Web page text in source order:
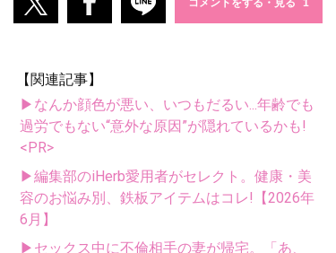
コメントをする・見る
【関連記事】
▶なんか顔色が悪い、いつもだるい...年齢でも
過労でもない“意外な原因”が隠れているかも!
<PR>
▶編集部のiHerb愛用者がセレクト。健康・美
容のお悩み別、鉄板アイテムはコレ!【2026年
6月】
▶セックス中に不倫相手の妻が帰宅。「あ、